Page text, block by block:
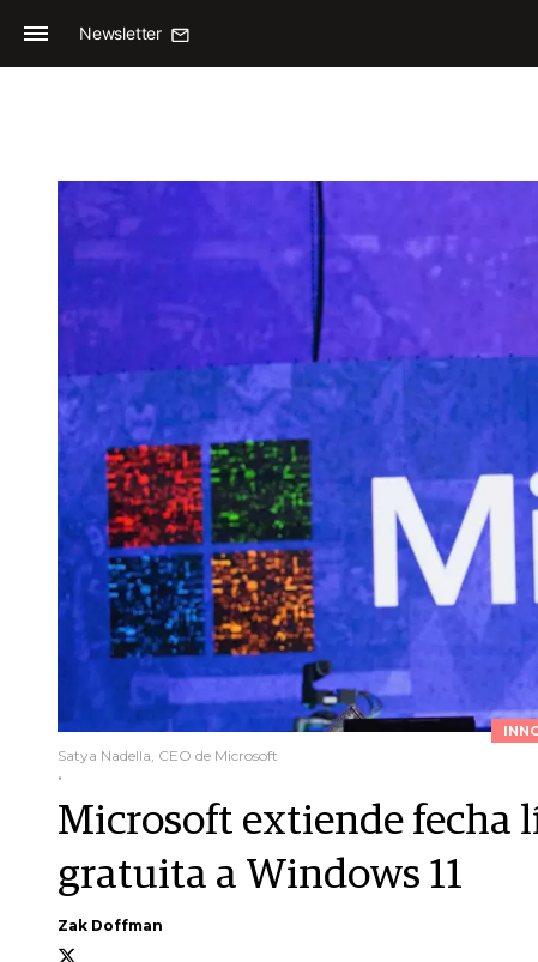
Newsletter
Satya Nadella, CEO de Microsoft
.
Microsoft extiende fecha
gratuita a Windows 11
Zak Doffman